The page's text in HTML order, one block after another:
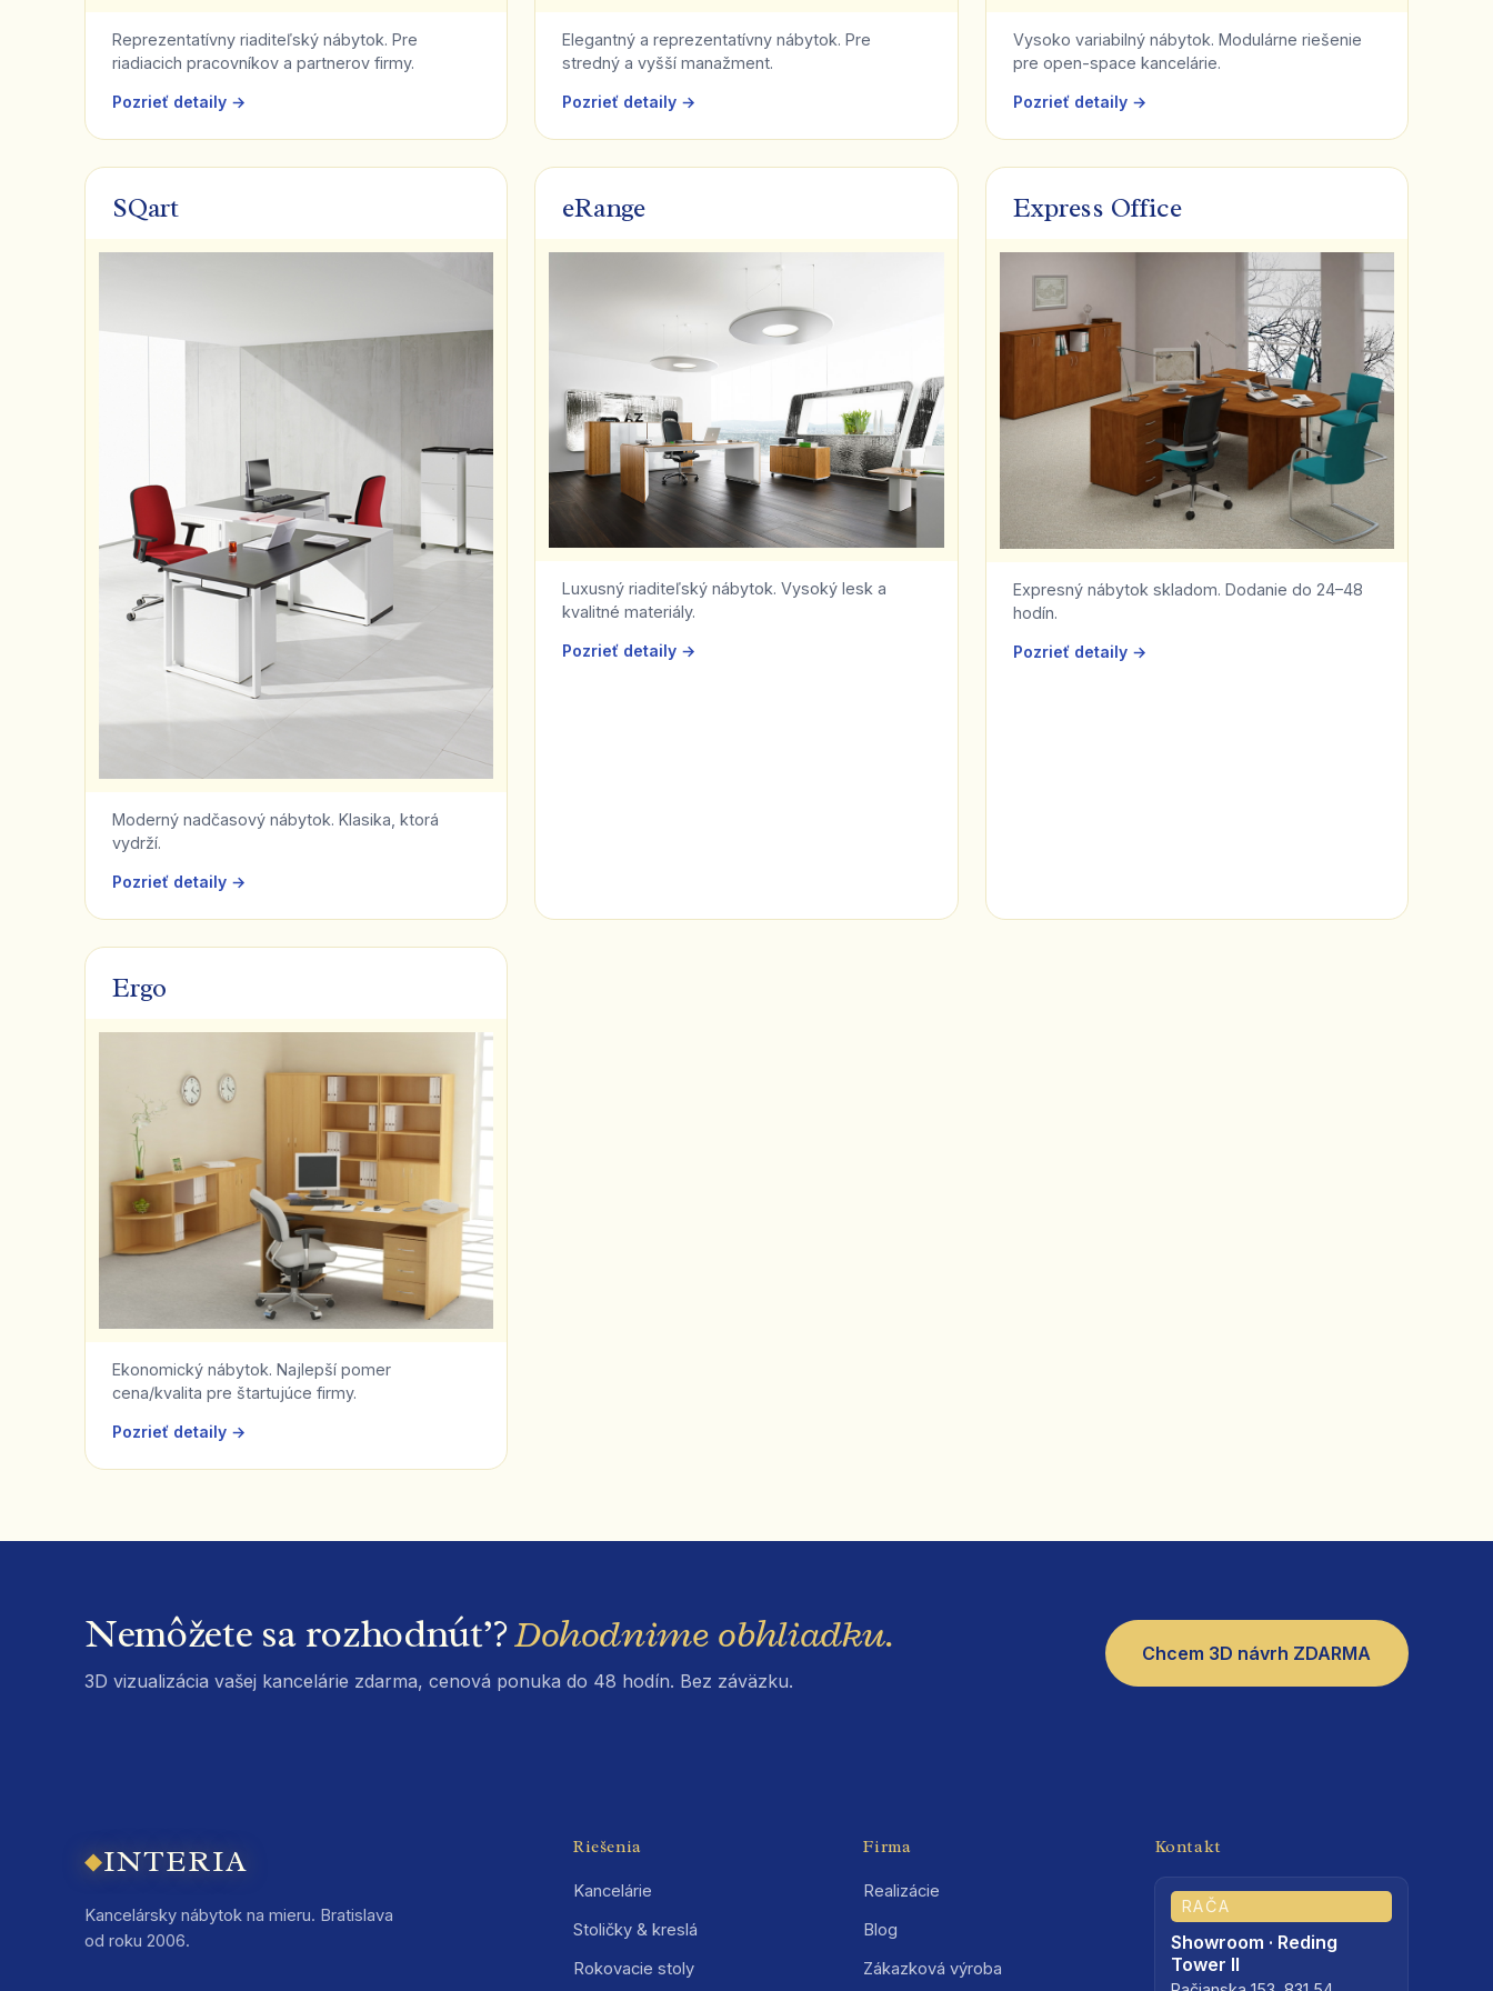
Reprezentatívny riaditeľský nábytok. Pre
riadiacich pracovníkov a partnerov firmy.
Pozrieť detaily →
Elegantný a reprezentatívny nábytok. Pre
stredný a vyšší manažment.
Pozrieť detaily →
Vysoko variabilný nábytok. Modulárne riešenie
pre open-space kancelárie.
Pozrieť detaily →
SQart
Moderný nadčasový nábytok. Klasika, ktorá
vydrží.
Pozrieť detaily →
eRange
Luxusný riaditeľský nábytok. Vysoký lesk a
kvalitné materiály.
Pozrieť detaily →
Express Office
Expresný nábytok skladom. Dodanie do 24–48
hodín.
Pozrieť detaily →
Ergo
Ekonomický nábytok. Najlepší pomer
cena/kvalita pre štartujúce firmy.
Pozrieť detaily →
Nemôžete sa rozhodnúť?Dohodnime obhliadku.
3D vizualizácia vašej kancelárie zdarma, cenová ponuka do 48 hodín. Bez záväzku.
Chcem 3D návrh ZDARMA
◆INTERIA
Kancelársky nábytok na mieru. Bratislava
od roku 2006.
Riešenia
Kancelárie
Stoličky & kreslá
Rokovacie stoly
Firma
Realizácie
Blog
Zákazková výroba
Kontakt
RAČA
Showroom · Reding
Tower II